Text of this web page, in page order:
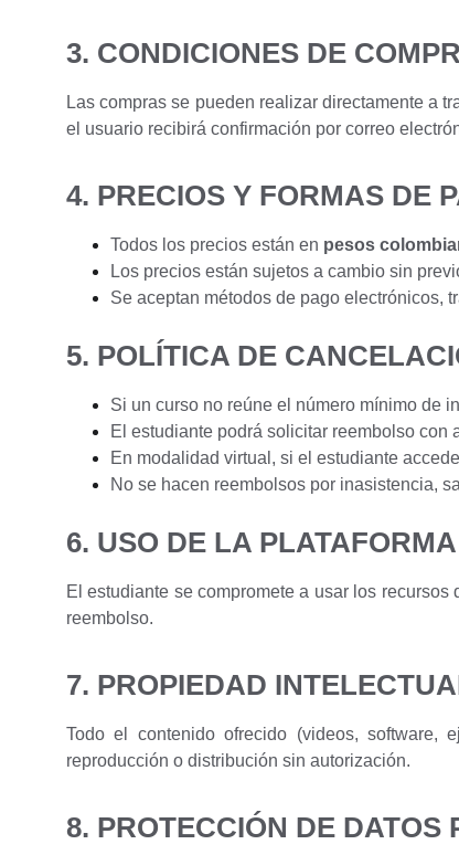
3. CONDICIONES DE
Las compras se pueden realizar directamente a
el usuario recibirá confirmación por correo
4. PRECIOS Y FORMAS DE
Todos los precios están en pesos
Los precios están sujetos a cambio sin
Se aceptan métodos de pago electrónicos,
5. POLÍTICA DE
Si un curso no reúne el número mínimo de
El estudiante podrá solicitar reembolso con
En modalidad virtual, si el estudiante
No se hacen reembolsos por inasistencia,
6. USO DE LA PLATAFORMA
El estudiante se compromete a usar los
reembolso.
7. PROPIEDAD
Todo el contenido ofrecido (videos, software,
reproducción o distribución sin autorización.
8. PROTECCIÓN DE DATOS